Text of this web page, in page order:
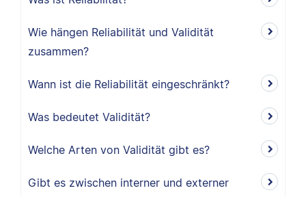
Wie hängen Reliabilität und Validität
zusammen?
Wann ist die Reliabilität eingeschränkt?
Was bedeutet Validität?
Welche Arten von Validität gibt es?
Gibt es zwischen interner und externer